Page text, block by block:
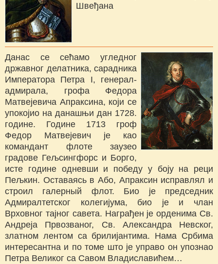
Швеђана
Данас се сећамо угледног
државног делатника, сарадника
Императора Петра I, генерал-
адмирала, грофа Федора
Матвејевича Апраксина, који се
упокојио на данашњи дан 1728.
године. Године 1713 гроф
Федор Матвејевич је као
командант флоте заузео
градове Гељсингфорс и Борго,
исте године одневши и победу у боју на реци
Пељкин. Оставаясь в Або, Апраксин исправлял и
строил галерный флот. Био је председник
Адмиралтетског колегијума, био је и члан
Врховног тајног савета. Награђен је орденима Св.
Андреја Првозваног, Св. Александра Невског,
златном лентом са брилијантима. Нама Србима
интересантна и по томе што је управо он упознао
Петра Великог са Савом Владиславићем…